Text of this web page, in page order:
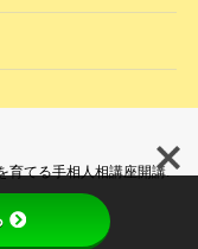
育てる手相人相講座開講.